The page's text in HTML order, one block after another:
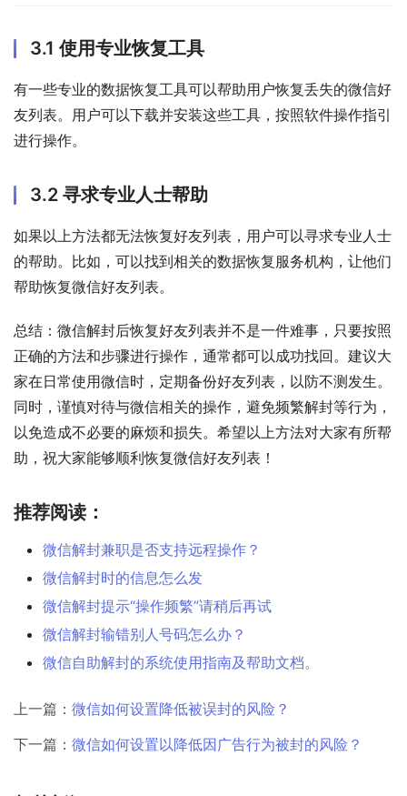
3.1 使用专业恢复工具
有一些专业的数据恢复工具可以帮助用户恢复丢失的微信好
友列表。用户可以下载并安装这些工具，按照软件操作指引
进行操作。
3.2 寻求专业人士帮助
如果以上方法都无法恢复好友列表，用户可以寻求专业人士
的帮助。比如，可以找到相关的数据恢复服务机构，让他们
帮助恢复微信好友列表。
总结：微信解封后恢复好友列表并不是一件难事，只要按照
正确的方法和步骤进行操作，通常都可以成功找回。建议大
家在日常使用微信时，定期备份好友列表，以防不测发生。
同时，谨慎对待与微信相关的操作，避免频繁解封等行为，
以免造成不必要的麻烦和损失。希望以上方法对大家有所帮
助，祝大家能够顺利恢复微信好友列表！
推荐阅读：
微信解封兼职是否支持远程操作？
微信解封时的信息怎么发
微信解封提示“操作频繁”请稍后再试
微信解封输错别人号码怎么办？
微信自助解封的系统使用指南及帮助文档。
上一篇： 微信如何设置降低被误封的风险？
下一篇： 微信如何设置以降低因广告行为被封的风险？